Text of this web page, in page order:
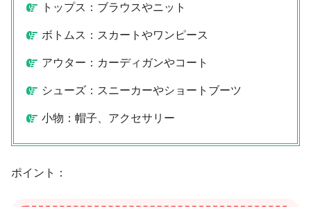
トップス：ブラウスやニット
ボトムス：スカートやワンピース
アウター：カーディガンやコート
シューズ：スニーカーやショートブーツ
小物：帽子、アクセサリー
ポイント：